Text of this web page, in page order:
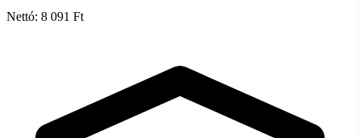
Nettó: 8 091 Ft